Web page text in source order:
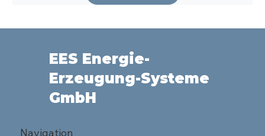
EES Energie-
Erzeugung-Systeme
GmbH
Navigation